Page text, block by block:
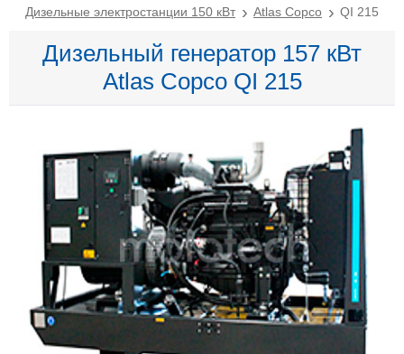
Дизельные электростанции 150 кВт
Atlas Copco QI 215
Дизельный генератор 157 кВт
Atlas Copco QI 215